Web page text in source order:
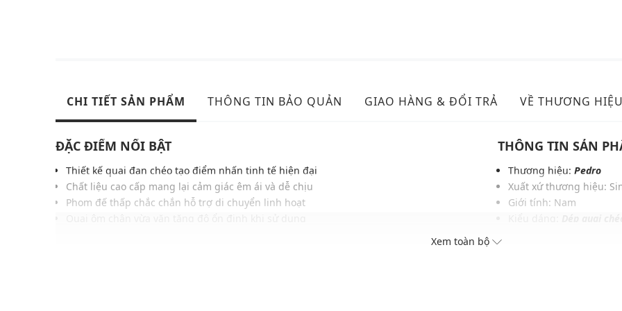
CHI TIẾT SẢN PHẨM THÔNG TIN BẢO QUẢN GIAO HÀNG & ĐỔI TRẢ VỀ THƯƠNG HIỆU
ĐẶC ĐIỂM NỔI BẬT
Thiết kế quai đan chéo tạo điểm nhấn tinh tế hiện đại
Chất liệu cao cấp mang lại cảm giác êm ái và dễ chịu
Phom đế thấp chắc chắn hỗ trợ di chuyển linh hoạt
THÔNG TIN SẢN
Thương hiệu: Pedro
Xuất xứ thương hiệu:
Giới tính: Nam
Xem toàn bộ